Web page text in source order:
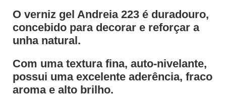
O verniz gel Andreia 223 é duradouro,
concebido para decorar e reforçar a
unha natural.
Com uma textura fina, auto-nivelante,
possui uma excelente aderência, fraco
aroma e alto brilho.